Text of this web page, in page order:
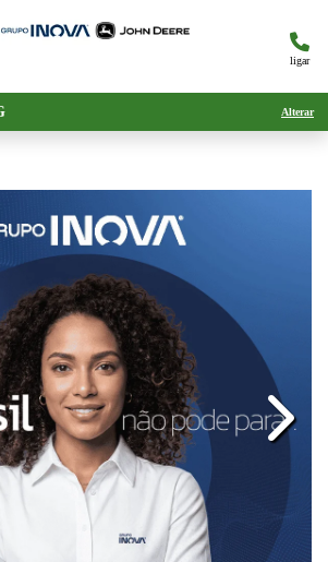
ligar
Alterar